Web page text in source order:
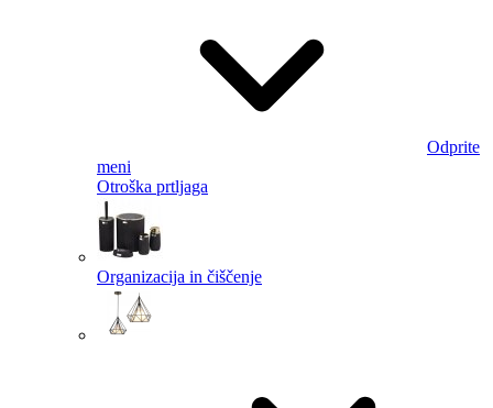
Odprite
meni
Otroška prtljaga
Organizacija in čiščenje